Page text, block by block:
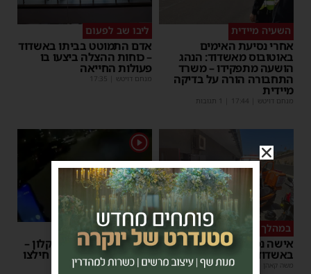
השעיה מיידית
אחרי נסיעת האימים
באוטובוס מאשדוד: הנהג
הושעה מתפקידו – משרד
התחבורה הורה על בדיקה
מיידית
מנחם דויטש 17:44
ליבו שב לפעום
אדם התמוטט בביתו באשדוד
– כוחות ההצלה ביצעו בו
פעולות החייאה
מנחם דויטש 17:35
במהלך העבודה
אישה נפלה מסולם במחסן
באשדוד
משה קאהן
1
צפו
תינוק ננעל ברכב באשקלון –
המתנדבים האשדודים חילצו
אותו בשלום